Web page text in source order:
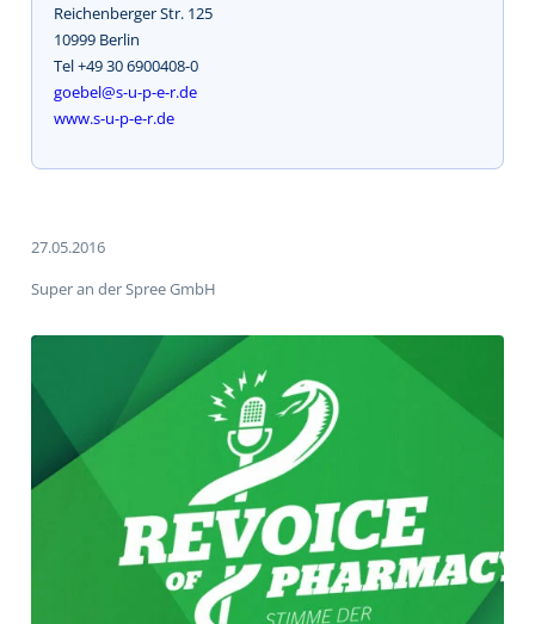
Reichenberger Str. 125
10999 Berlin
Tel +49 30 6900408-0
goebel@s-u-p-e-r.de
www.s-u-p-e-r.de
27.05.2016
Super an der Spree GmbH